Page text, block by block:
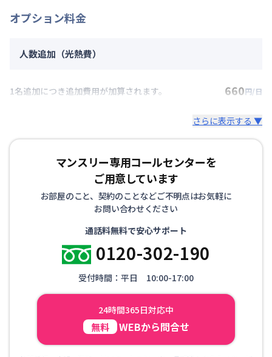
オプション料金
人数追加（光熱費）
1名追加につき追加費用が加算されます。 660円/日
さらに表示する ▼
マンスリー専用コールセンターを
ご用意しています
お部屋のこと、契約のことなどご不明点はお気軽に
お問い合わせください
通話料無料で安心サポート
0120-302-190
受付時間：平日 10:00-17:00
24時間365日対応中
無料 WEBから問合せ